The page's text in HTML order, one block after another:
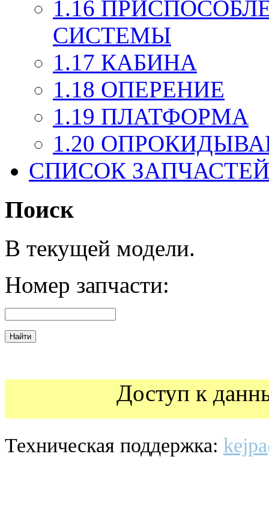
1.16
СИСТЕМЫ
1.17 КАБИНА
1.18 ОПЕРЕНИЕ
1.19 ПЛАТФОРМА
1.20
СПИСОК ЗАПЧАСТЕЙ
Поиск
В текущей модели.
Номер запчасти:
Доступ к
Техническая поддержка: